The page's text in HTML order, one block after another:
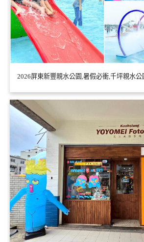
2026屏東新豐親水公園,暑假必衝,千坪親水公